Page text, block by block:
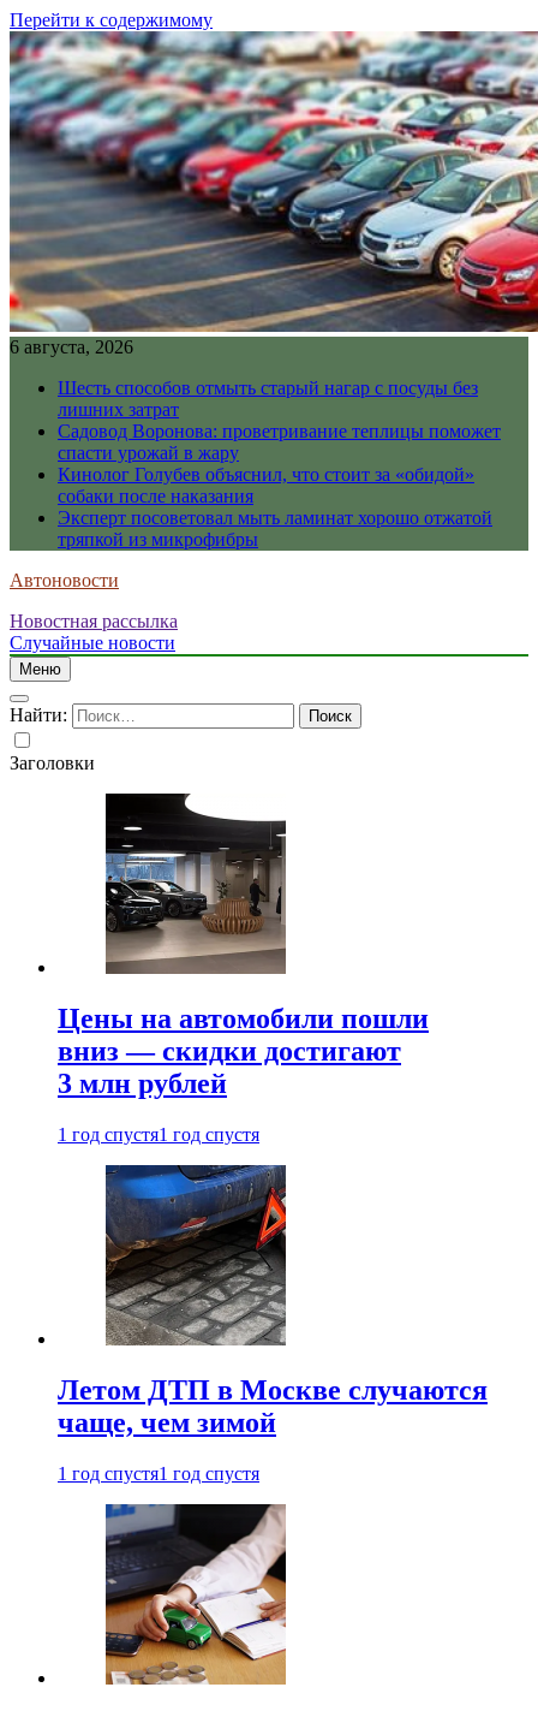
Перейти к содержимому
6 августа, 2026
Шесть способов отмыть старый нагар с посуды без
лишних затрат
Садовод Воронова: проветривание теплицы поможет
спасти урожай в жару
Кинолог Голубев объяснил, что стоит за «обидой»
собаки после наказания
Эксперт посоветовал мыть ламинат хорошо отжатой
тряпкой из микрофибры
Автоновости
Новостная рассылка
Случайные новости
Меню
Найти:
Заголовки
Цены на автомобили пошли
вниз — скидки достигают
3 млн рублей
1 год спустя1 год спустя
Летом ДТП в Москве случаются
чаще, чем зимой
1 год спустя1 год спустя